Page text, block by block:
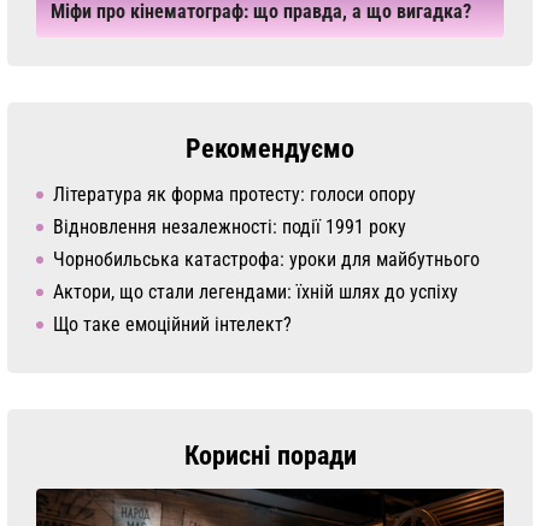
Міфи про кінематограф: що правда, а що вигадка?
Рекомендуємо
Література як форма протесту: голоси опору
Відновлення незалежності: події 1991 року
Чорнобильська катастрофа: уроки для майбутнього
Актори, що стали легендами: їхній шлях до успіху
Що таке емоційний інтелект?
Корисні поради